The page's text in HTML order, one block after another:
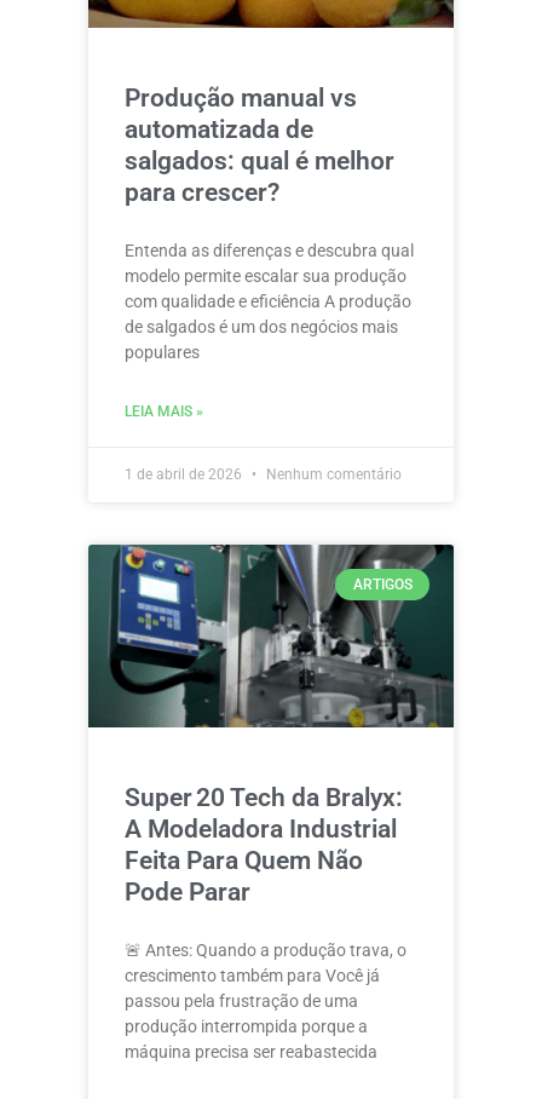
Produção manual vs
automatizada de
salgados: qual é melhor
para crescer?
Entenda as diferenças e descubra qual
modelo permite escalar sua produção
com qualidade e eficiência A produção
de salgados é um dos negócios mais
populares
LEIA MAIS »
1 de abril de 2026 Nenhum comentário
ARTIGOS
Super 20 Tech da Bralyx:
A Modeladora Industrial
Feita Para Quem Não
Pode Parar
🚨 Antes: Quando a produção trava, o
crescimento também para Você já
passou pela frustração de uma
produção interrompida porque a
máquina precisa ser reabastecida